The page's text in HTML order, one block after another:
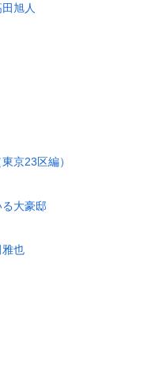
旭人
京23区編）
大豪邸
雅也